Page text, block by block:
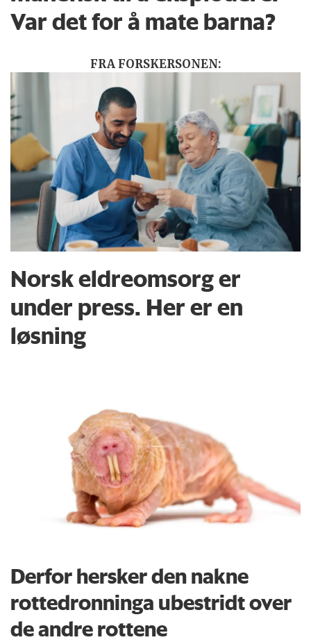
Var det for å mate barna?
FRA FORSKERSONEN:
Norsk eldreomsorg er
under press. Her er en
løsning
Derfor hersker den nakne
rottedronninga ubestridt over
de andre rottene